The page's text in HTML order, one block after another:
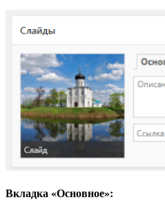
Вкладка «Основное»: